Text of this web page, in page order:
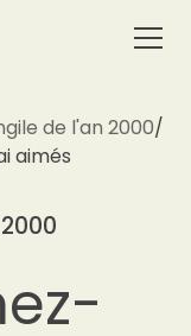
de l'an 2000/
aimés
2000